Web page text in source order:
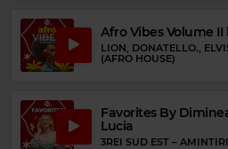
SCORPIONS–SEND ME AN ANGEL
Afro Vibes Volume II
LION, DONATELLO.,
(AFRO HOUSE)
Favorites By
Lucia
3REI SUD EST –